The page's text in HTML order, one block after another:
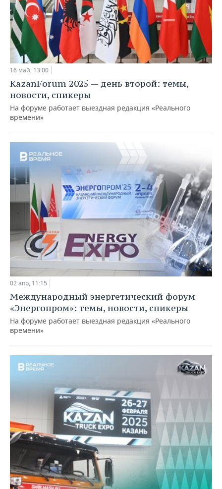
16 май, 13:00
KazanForum 2025 — день второй: темы,
новости, спикеры
На форуме работает выездная редакция «Реального
времени»
02 апр, 11:15
Международный энергетический форум
«Энергопром»: темы, новости, спикеры
На форуме работает выездная редакция «Реального
времени»